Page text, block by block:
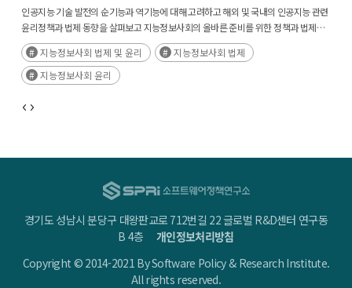
인공지능 기술 발전의 순기능과 역기능에 대해 고려하고 해외 및 국내의 인공지능 관련
윤리정책과 법제 동향을 살펴보고 지능정보사회의 올바른 준비를 위한 정책과 법제를
고려해야 함, 이에 관찰자가 아닌 참여자의 관점이 절실히 필요하며 이는 기존의
정보화담론과는 질적으로 다른 측면이 존재하므로 인공지능을 설계, 제작, 관리,
사용하는 사람의 윤리와 사회적 인식에 관한 윤리를 가이드라인으로 제시하고 국제
지능정보사회 법제 및 윤리
지능정보사회 법제
지능정보사회 윤리
경기도 성남시 분당구 대왕판교로 712번길 22 글로벌 R&D센터 연구동
B 4층개인정보처리방침
Copyright © 2014-2021 By Software Policy & Research Institute.
All rights reserved.